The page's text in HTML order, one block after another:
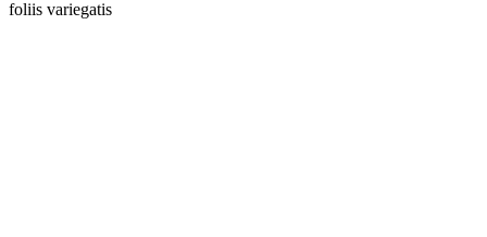
foliis variegatis